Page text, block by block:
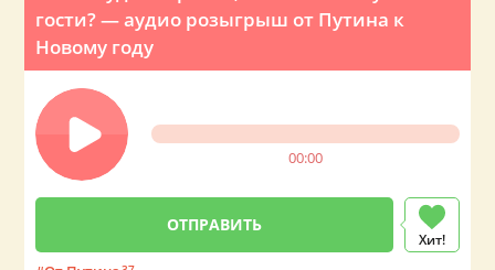
гости? — аудио розыгрыш от Путина к
Новому году
00:00
Хит!